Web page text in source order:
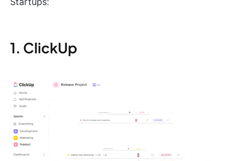
1. ClickUp